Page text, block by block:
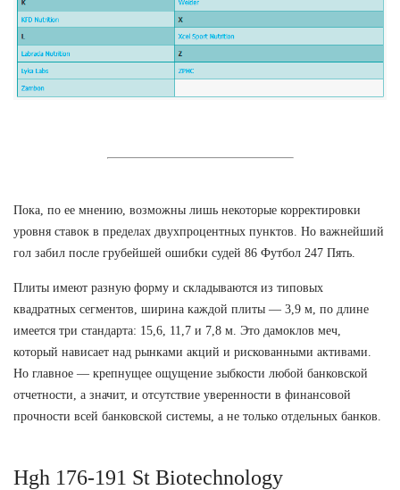
Пока, по ее мнению, возможны лишь некоторые корректировки
уровня ставок в пределах двухпроцентных пунктов. Но важнейший
гол забил после грубейшей ошибки судей 86 Футбол 247 Пять.
Плиты имеют разную форму и складываются из типовых
квадратных сегментов, ширина каждой плиты — 3,9 м, по длине
имеется три стандарта: 15,6, 11,7 и 7,8 м. Это дамоклов меч,
который нависает над рынками акций и рискованными активами.
Но главное — крепнущее ощущение зыбкости любой банковской
отчетности, а значит, и отсутствие уверенности в финансовой
прочности всей банковской системы, а не только отдельных банков.
Hgh 176-191 St Biotechnology